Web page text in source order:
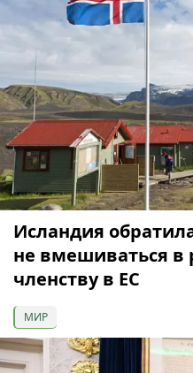
Исландия
не вмешиваться в
членству в ЕС
МИР